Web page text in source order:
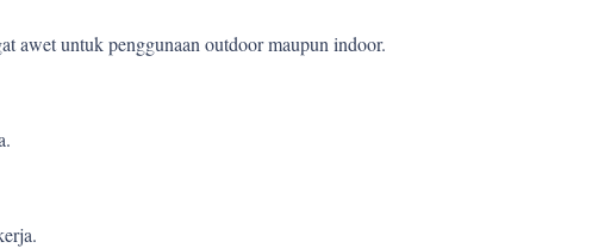
awet untuk penggunaan outdoor maupun indoor.